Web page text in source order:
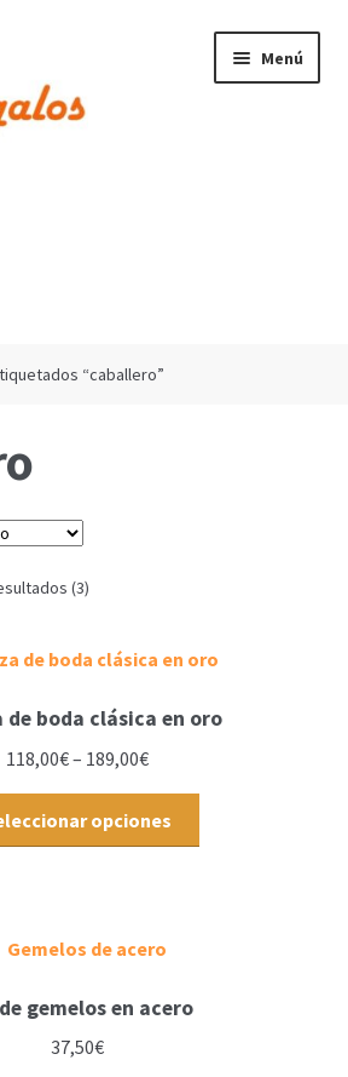
Menú
“caballero”
(3)
de boda clásica en oro
118,00€– 189,00€
opciones
gemelos en acero
37,50€